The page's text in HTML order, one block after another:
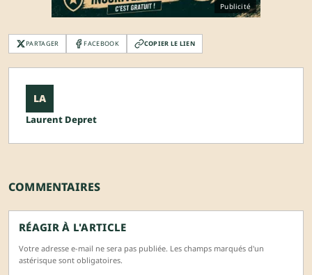
Publicité
PARTAGER FACEBOOK COPIER LE LIEN
LA
Laurent Depret
COMMENTAIRES
RÉAGIR À L'ARTICLE
Votre adresse e-mail ne sera pas publiée. Les champs marqués d'un
astérisque sont obligatoires.